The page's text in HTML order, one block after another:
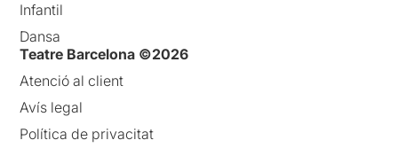
Infantil
Dansa
Teatre Barcelona ©2026
Atenció al client
Avís legal
Política de privacitat